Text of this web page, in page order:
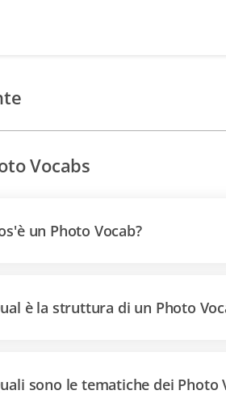
Vocabs
un Photo Vocab?
è la struttura di un Photo
sono le tematiche dei Photo